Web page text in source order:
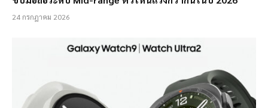
24 กรกฎาคม 2026